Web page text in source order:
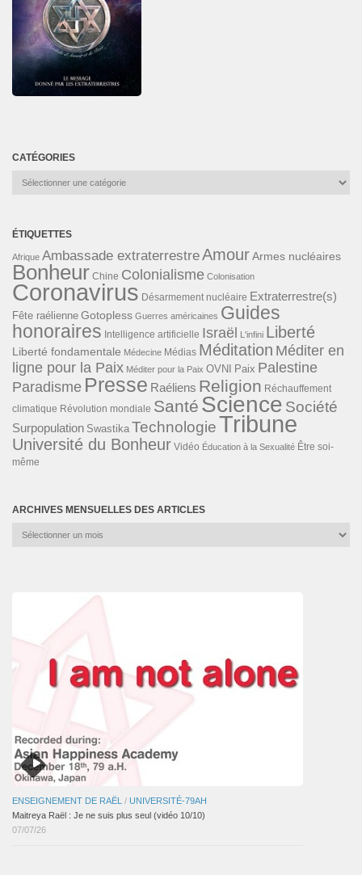
CATÉGORIES
Catégories
ÉTIQUETTES
Afrique Ambassade extraterrestreAmourArmes nucléaires
Bonheur Chine Colonialisme Colonisation
Coronavirus Désarmement nucléaire Extraterrestre(s)
Fête raélienne Gotopless Guerres américaines Guides
honoraires Intelligence artificielle Israël L'infini Liberté
Liberté fondamentale Médecine Médias Méditation Méditer en
ligne pour la Paix Méditer pour la Paix OVNI Paix Palestine
Paradisme Presse Raéliens Religion Réchauffement
climatique Révolution mondiale Santé Science Société
Surpopulation Swastika TechnologieTribune
Université du Bonheur Vidéo Éducation à la Sexualité Être soi-
même
ARCHIVES MENSUELLES DES ARTICLES
Archives
ENSEIGNEMENT DE RAËL / UNIVERSITÉ-79AH
Maitreya Raël : Je ne suis plus seul (vidéo 10/10)
07/07/26